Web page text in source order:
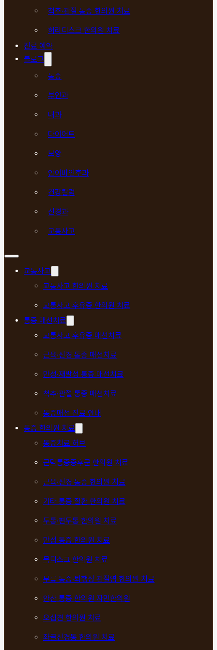
척추·관절 통증 한의원 치료
허리디스크 한의원 치료
진료 예약
블로그
통증
부인과
내과
다이어트
보양
안이비인후과
건강칼럼
신경과
교통사고
교통사고
교통사고 한의원 치료
교통사고 후유증 한의원 치료
통증 매선치료
교통사고 후유증 매선치료
근육·신경 통증 매선치료
만성·재발성 통증 매선치료
척추·관절 통증 매선치료
통증매선 진료 안내
통증 한의원 치료
통증치료 허브
근막통증증후군 한의원 치료
근육·신경 통증 한의원 치료
기타 통증 질환 한의원 치료
두통·편두통 한의원 치료
만성 통증 한의원 치료
목디스크 한의원 치료
무릎 통증·퇴행성 관절염 한의원 치료
안산 통증 한의원 자민한의원
오십견 한의원 치료
좌골신경통 한의원 치료